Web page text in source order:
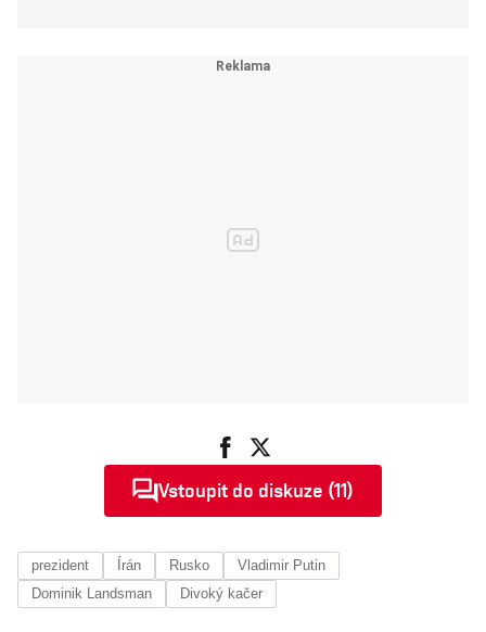
Vstoupit do diskuze (11)
prezident Írán Rusko
Vladimir Putin
Dominik Landsman
Divoký kačer